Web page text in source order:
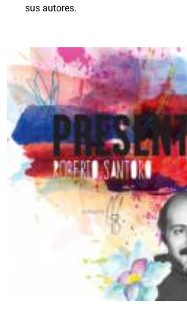
sus autores.